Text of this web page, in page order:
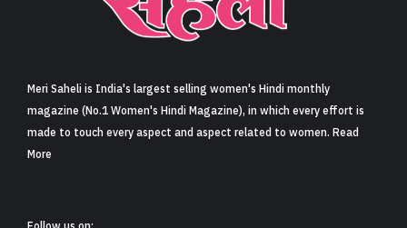
Meri Saheli is India's largest selling women's Hindi monthly
magazine (No.1 Women's Hindi Magazine), in which every effort is
made to touch every aspect and aspect related to women. Read
More